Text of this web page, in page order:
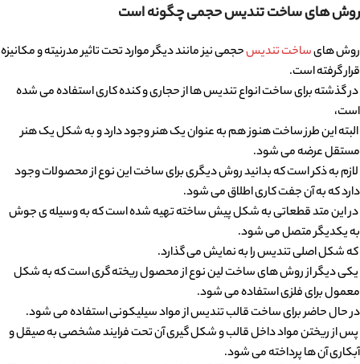
روش های ساخت تندیس حجمی چگونه است
روش هایساخت تندیسحجمی نیز مانند دیگر موارد تحت تاثیر مدرنیته و مکانیزه
قرار گرفته است.
در گذشته برای ساخت انواع تندیس ها از حجاری و کنده کاری استفاده می شده
است،
البته این طرز ساخت هنوز هم به عنوان یک هنر وجود دارد و به شکل یک هنر
مستقل عرضه می شود.
لازم به ذکر است که بدانید روش دیگری برای ساخت این نوع از محصولات وجود
دارد که به آن جفت کاری اطلاق می شود.
در این متد قطعاتی به شکل پیش ساخته تهیه شده است که به وسیله ی جوش
به یکدیگر متصل می شود.
که شکل اصلی تندیس را به نمایش می گذارد.
یکی دیگر از روش های ساخت لین نوع از محصول ریخته گری است که به شکل
معمول برای فلزی استفاده می شود.
در حال حاضر برای ساخت قالب تندیس از مواد سیلیکونی استفاده می شود.
پس از ریختن مواد داخل قالب و شکل گیری آن تحت فرایند مشخصی به صیقل و
آبکاری آن ها پرداخته می شود.